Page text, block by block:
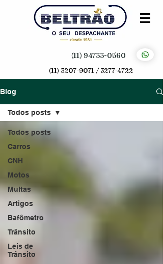
(11) 94733-0560
(11) 3207-9071 / 3277-4722
Blog
Todos posts
Carros
CNH
Motos
Multas
Artigos
Bafômetro
Trânsito
Leis de
Trânsito
Todos posts